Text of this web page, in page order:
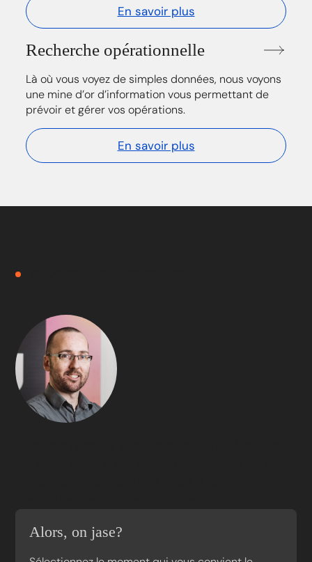
En savoir plus
Recherche opérationnelle
Là où vous voyez de simples données, nous voyons
une mine d’or d’information vous permettant de
prévoir et gérer vos opérations.
En savoir plus
Alors, on jase?